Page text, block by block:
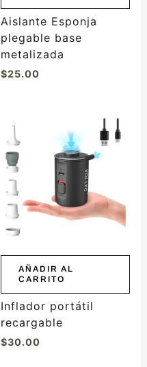
Aislante Esponja
plegable base
metalizada
$25.00
AÑADIR AL
CARRITO
Inflador portátil
recargable
$30.00